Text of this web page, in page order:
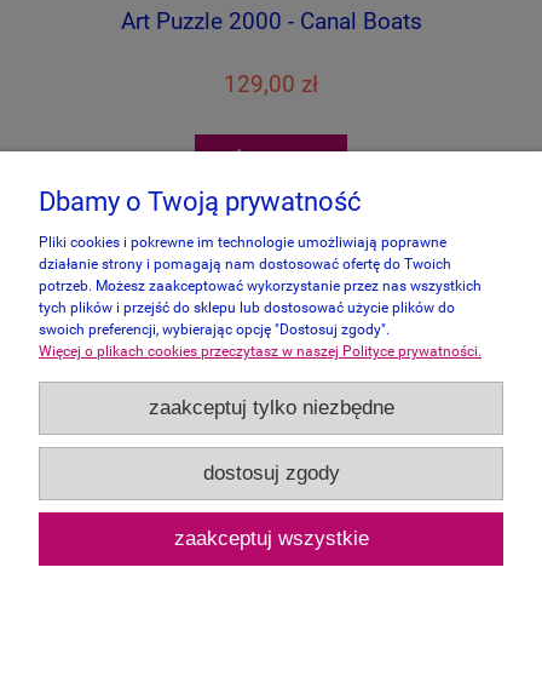
Art Puzzle 2000 - Canal Boats
129,00 zł
Dbamy o Twoją prywatność
Pliki cookies i pokrewne im technologie umożliwiają poprawne
działanie strony i pomagają nam dostosować ofertę do Twoich
potrzeb. Możesz zaakceptować wykorzystanie przez nas wszystkich
tych plików i przejść do sklepu lub dostosować użycie plików do
swoich preferencji, wybierając opcję "Dostosuj zgody".
Więcej o plikach cookies przeczytasz w naszej Polityce prywatności.
zaakceptuj tylko niezbędne
dostosuj zgody
zaakceptuj wszystkie